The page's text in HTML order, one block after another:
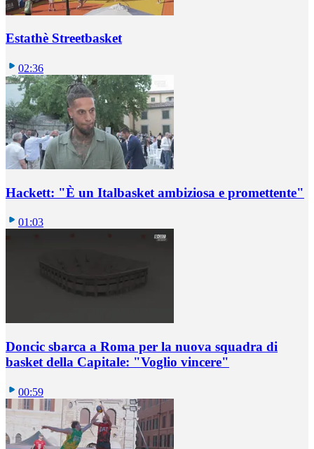
Estathè Streetbasket
02:36
Hackett: "È un Italbasket ambiziosa e promettente"
01:03
Doncic sbarca a Roma per la nuova squadra di
basket della Capitale: "Voglio vincere"
00:59